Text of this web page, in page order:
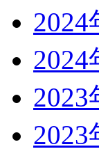
2024
2024
2023
2023